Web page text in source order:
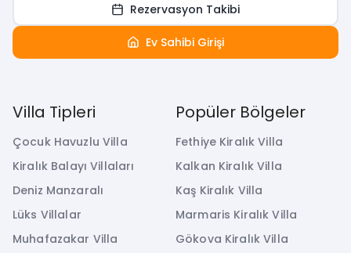
Villa Tipleri
Çocuk Havuzlu Villa
Kiralık Balayı Villaları
Deniz Manzaralı
Lüks Villalar
Muhafazakar Villa
Popüler Bölgeler
Fethiye Kiralık Villa
Kalkan Kiralık Villa
Kaş Kiralık Villa
Marmaris Kiralık Villa
Gökova Kiralık Villa
Rezervasyon Takibi
Ev Sahibi Girişi